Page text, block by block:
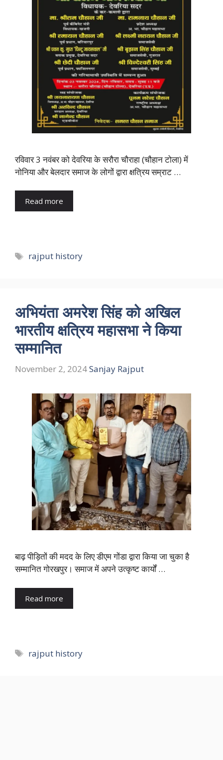
रविवार 3 नवंबर को देवरिया के सरौरा चौराहा (चौहान टोला) में
नोनिया और बेलदार समाज के लोगों द्वारा क्षत्रिय सम्राट …
Read more
Tags
rajput history
अभियंता अमरेश सिंह को अखिल
भारतीय क्षत्रिय महासभा ने किया
सम्मानित
November 2, 2024Sanjay Rajput
बाढ़ पीड़ितों की मदद के लिए डीएम गोंडा द्वारा किया जा चुका है
सम्मानित गोरखपुर। समाज में अपने उत्कृष्ट कार्यों …
Read more
Tags
rajput history